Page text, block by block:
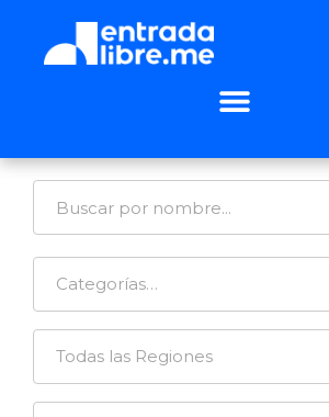
Categorías…
Todas las Regiones